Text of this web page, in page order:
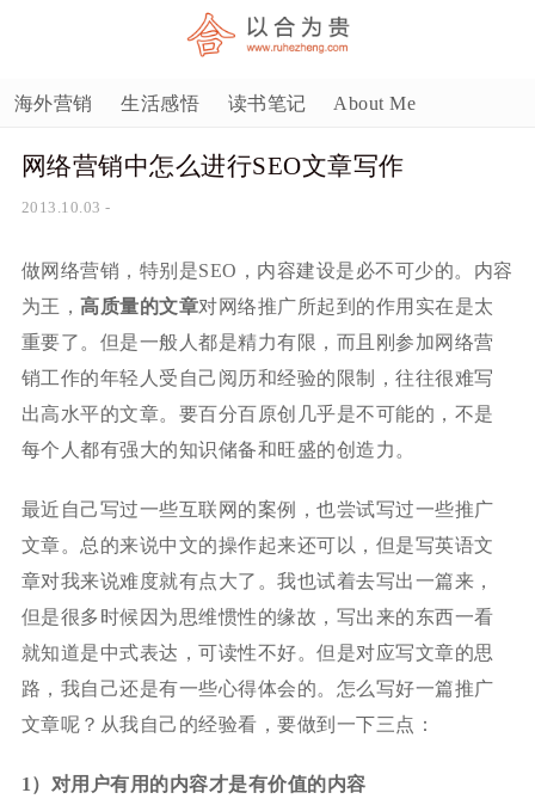
海外营销 生活感悟 读书笔记 About Me
网络营销中怎么进行SEO文章写作
2013.10.03-
做网络营销，特别是SEO，内容建设是必不可少的。内容
为王，高质量的文章对网络推广所起到的作用实在是太
重要了。但是一般人都是精力有限，而且刚参加网络营
销工作的年轻人受自己阅历和经验的限制，往往很难写
出高水平的文章。要百分百原创几乎是不可能的，不是
每个人都有强大的知识储备和旺盛的创造力。
最近自己写过一些互联网的案例，也尝试写过一些推广
文章。总的来说中文的操作起来还可以，但是写英语文
章对我来说难度就有点大了。我也试着去写出一篇来，
但是很多时候因为思维惯性的缘故，写出来的东西一看
就知道是中式表达，可读性不好。但是对应写文章的思
路，我自己还是有一些心得体会的。怎么写好一篇推广
文章呢？从我自己的经验看，要做到一下三点：
1）对用户有用的内容才是有价值的内容